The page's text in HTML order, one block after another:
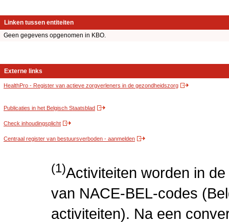
Linken tussen entiteiten
Geen gegevens opgenomen in KBO.
Externe links
HealthPro - Register van actieve zorgverleners in de gezondheidszorg
Publicaties in het Belgisch Staatsblad
Check inhoudingsplicht
Centraal register van bestuursverboden - aanmelden
(1)Activiteiten worden in
van NACE-BEL-codes
activiteiten). Na een